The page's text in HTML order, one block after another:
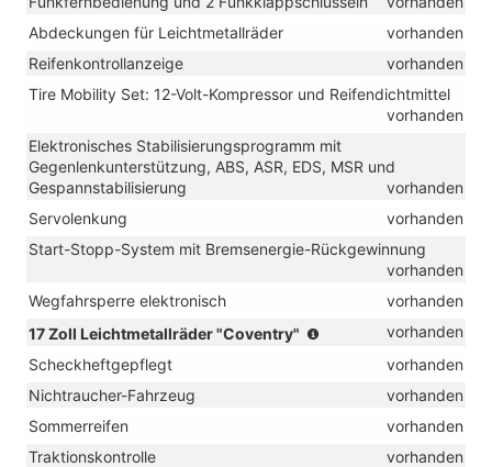
Abdeckungen für Leichtmetallräder
vorhanden
Reifenkontrollanzeige
vorhanden
Tire Mobility Set: 12-Volt-Kompressor und Reifendichtmittel
vorhanden
Elektronisches Stabilisierungsprogramm mit
Gegenlenkunterstützung, ABS, ASR, EDS, MSR und
Gespannstabilisierung
vorhanden
Servolenkung
vorhanden
Start-Stopp-System mit Bremsenergie-Rückgewinnung
vorhanden
Wegfahrsperre elektronisch
vorhanden
17 Zoll Leichtmetallräder "Coventry"
(Bereifungvorhanden
Scheckheftgepflegt
vorhanden
Nichtraucher-Fahrzeug
vorhanden
Sommerreifen
vorhanden
Traktionskontrolle
vorhanden